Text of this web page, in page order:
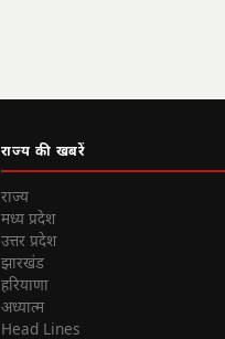
राज्य की खबरें
राज्य
मध्य प्रदेश
उत्तर प्रदेश
झारखंड
हरियाणा
अध्यात्म
Head Lines